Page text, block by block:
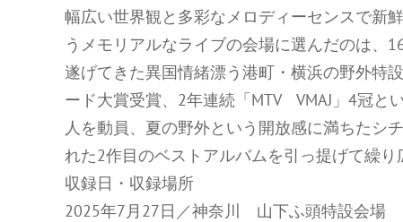
幅広い世界観と多彩なメロディーセンスで新
うメモリアルなライブの会場に選んだのは、
遂げてきた異国情緒漂う港町・横浜の野外特
ード大賞受賞、2年連続「MTV VMAJ」4冠と
人を動員、夏の野外という開放感に満ちたシ
れた2作目のベストアルバムを引っ提げて繰り
収録日・収録場所
2025年7月27日／神奈川 山下ふ頭特設会場